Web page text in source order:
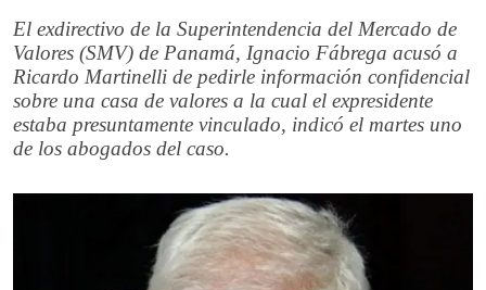
El exdirectivo de la Superintendencia del Mercado de
Valores (SMV) de Panamá, Ignacio Fábrega acusó a
Ricardo Martinelli de pedirle información confidencial
sobre una casa de valores a la cual el expresidente
estaba presuntamente vinculado, indicó el martes uno
de los abogados del caso.